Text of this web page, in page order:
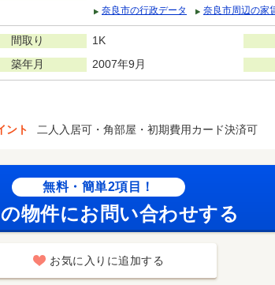
奈良市の行政データ
奈良市周辺の家
間取り
1K
築年月
2007年9月
ント 二人入居可・角部屋・初期費用カード決済可
無料・簡単2項目！
物件にお問い合わせする
お気に入りに追加する